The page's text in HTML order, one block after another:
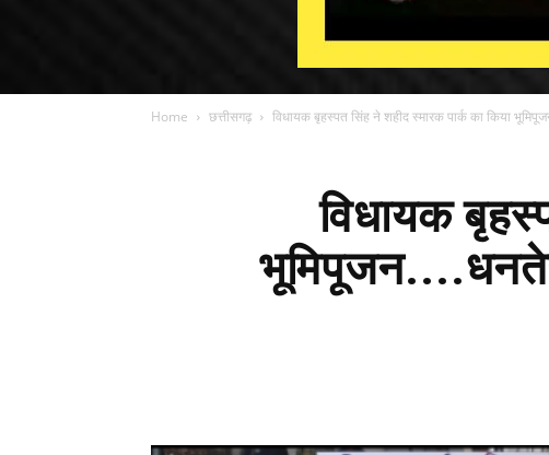
Home छत्तीसगढ़ विधायक बृहस्पत सिंह ने शहीद स्मारक पार्क का किया
विधायक